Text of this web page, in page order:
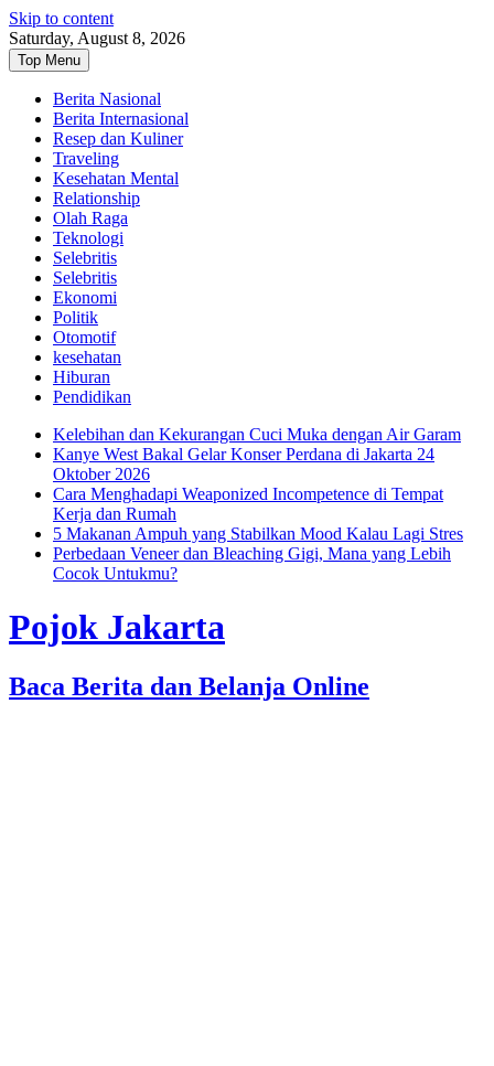
Skip to content
Saturday, August 8, 2026
Top Menu
Berita Nasional
Berita Internasional
Resep dan Kuliner
Traveling
Kesehatan Mental
Relationship
Olah Raga
Teknologi
Selebritis
Selebritis
Ekonomi
Politik
Otomotif
kesehatan
Hiburan
Pendidikan
Kelebihan dan Kekurangan Cuci Muka dengan Air Garam
Kanye West Bakal Gelar Konser Perdana di Jakarta 24
Oktober 2026
Cara Menghadapi Weaponized Incompetence di Tempat
Kerja dan Rumah
5 Makanan Ampuh yang Stabilkan Mood Kalau Lagi Stres
Perbedaan Veneer dan Bleaching Gigi, Mana yang Lebih
Cocok Untukmu?
Pojok Jakarta
Baca Berita dan Belanja Online